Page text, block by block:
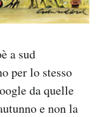
a sud
per lo stesso
da quelle
e non la